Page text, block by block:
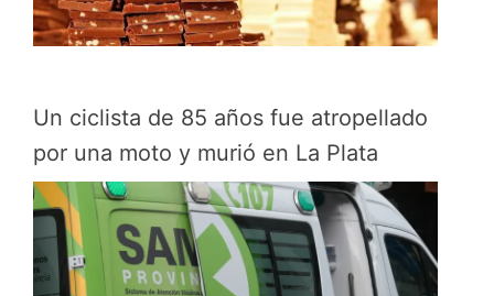
Un ciclista de 85 años fue atropellado
por una moto y murió en La Plata